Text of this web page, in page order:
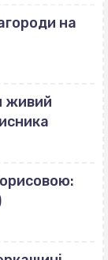
на
живий